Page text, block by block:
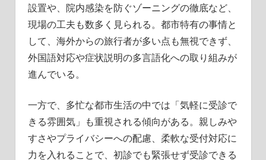
設置や、院内感染を防ぐゾーニングの徹底など、
現場の工夫も数多く見られる。都市特有の事情と
して、海外からの旅行者が多い点も無視できず、
外国語対応や症状説明の多言語化への取り組みが
進んでいる。
一方で、多忙な都市生活の中では「気軽に受診で
きる雰囲気」も重視される傾向がある。親しみや
すさやプライバシーへの配慮、柔軟な受付対応に
力を入れることで、初診でも緊張せず受診できる